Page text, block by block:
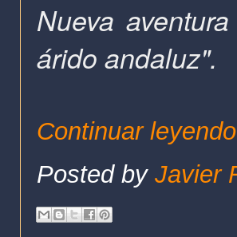
Nueva
árido andaluz".
Continuar leyendo
Posted by Javier